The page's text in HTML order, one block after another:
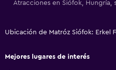
Estacionamiento gratuito
Atracciones en Siófok,
Ubicación de Matróz Siófok: Erkel
Mejores lugares de interés